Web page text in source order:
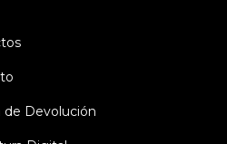
de Devolución